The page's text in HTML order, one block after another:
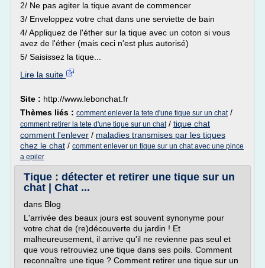
2/ Ne pas agiter la tique avant de commencer
3/ Enveloppez votre chat dans une serviette de bain
4/ Appliquez de l'éther sur la tique avec un coton si vous
avez de l'éther (mais ceci n'est plus autorisé)
5/ Saisissez la tique...
Lire la suite
Site : http://www.lebonchat.fr
Thèmes liés : comment enlever la tete d'une tique sur un chat/
comment retirer la tete d'une tique sur un chat/ tique chat
comment l'enlever / maladies transmises par les tiques
chez le chat / comment enlever un tique sur un chat avec une pince
a epiler
Tique : détecter et retirer une tique sur un
chat | Chat ...
dans Blog
L'arrivée des beaux jours est souvent synonyme pour
votre chat de (re)découverte du jardin ! Et
malheureusement, il arrive qu'il ne revienne pas seul et
que vous retrouviez une tique dans ses poils. Comment
reconnaître une tique ? Comment retirer une tique sur un